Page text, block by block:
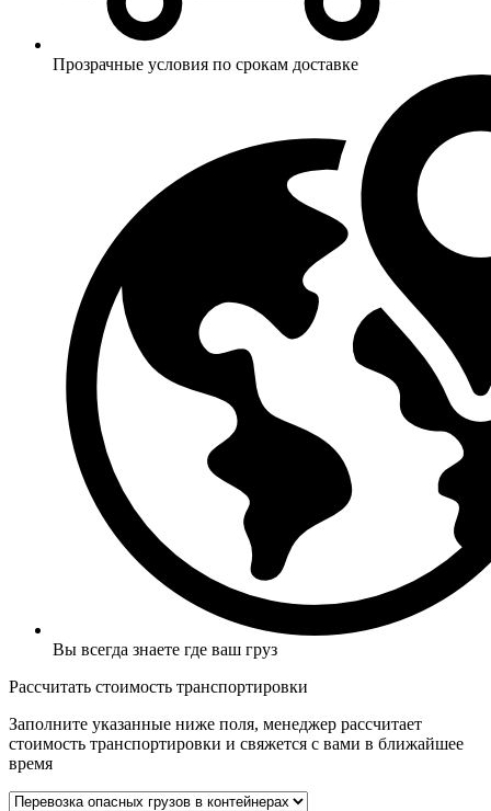
Прозрачные условия по срокам доставке
Вы всегда знаете где ваш груз
Рассчитать стоимость транспортировки
Заполните указанные ниже поля, менеджер рассчитает
стоимость транспортировки и свяжется с вами в ближайшее
время